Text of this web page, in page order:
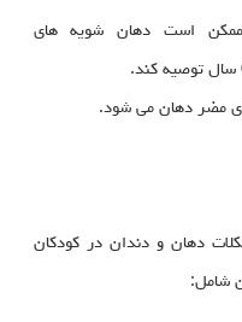
ممکن است دهان‌ شویه‌ های
مضر دهان می‌ شود.
دهان و دندان در کودکان
شامل: